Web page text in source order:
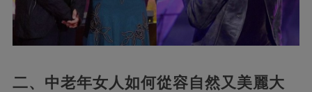
二、中老年女人如何從容自然又美麗大